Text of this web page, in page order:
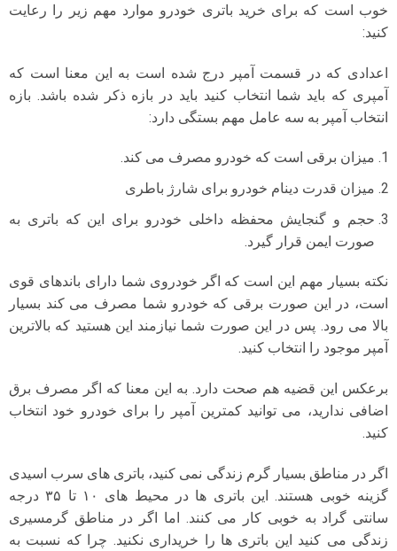
خوب است که برای خرید باتری خودرو موارد مهم زیر را رعایت
کنید:
اعدادی که در قسمت آمپر درج شده است به این معنا است که
آمپری که باید شما انتخاب کنید باید در بازه ذکر شده باشد. بازه
انتخاب آمپر به سه عامل مهم بستگی دارد:
میزان برقی است که خودرو مصرف می کند.
میزان قدرت دینام خودرو برای شارژ باطری
حجم و گنجایش محفظه داخلی خودرو برای این که باتری به
صورت ایمن قرار گیرد.
نکته بسیار مهم این است که اگر خودروی شما دارای باندهای قوی
است، در این صورت برقی که خودرو شما مصرف می کند بسیار
بالا می رود. پس در این صورت شما نیازمند این هستید که بالاترین
آمپر موجود را انتخاب کنید.
برعکس این قضیه هم صحت دارد. به این معنا که اگر مصرف برق
اضافی ندارید، می توانید کمترین آمپر را برای خودرو خود انتخاب
کنید.
اگر در مناطق بسیار گرم زندگی نمی کنید، باتری های سرب اسیدی
گزینه خوبی هستند. این باتری ها در محیط های ۱۰ تا ۳۵ درجه
سانتی گراد به خوبی کار می کنند. اما اگر در مناطق گرمسیری
زندگی می کنید این باتری ها را خریداری نکنید. چرا که نسبت به